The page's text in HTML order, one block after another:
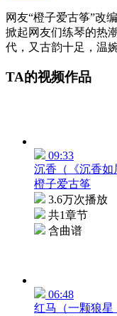
网友“橙子爱古筝”改
掀起网友们练琴的热
代，又古韵十足，温
TA的视频作品
09:33
沉香（《沉香如
橙子爱古筝
3.6万次播放
共1章节
含曲谱
06:48
红马（一颗狼星